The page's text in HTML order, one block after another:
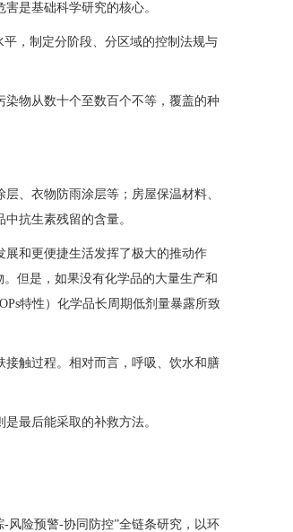
是基础科学研究的核心。
，制定分阶段、分区域的控制法规与
物从数十个至数百个不等，覆盖的种
、衣物防雨涂层等；房屋保温材料、
抗生素残留的含量。
和更便捷生活发挥了极大的推动作
但是，如果没有化学品的大量生产和
特性）化学品长周期低剂量暴露所致
触过程。相对而言，呼吸、饮水和膳
最后能采取的补救方法。
风险预警-协同防控”全链条研究，以环